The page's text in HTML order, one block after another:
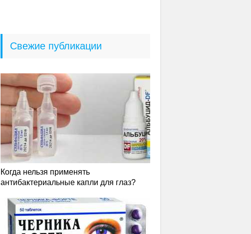
Свежие публикации
Когда нельзя применять
антибактериальные капли для глаз?